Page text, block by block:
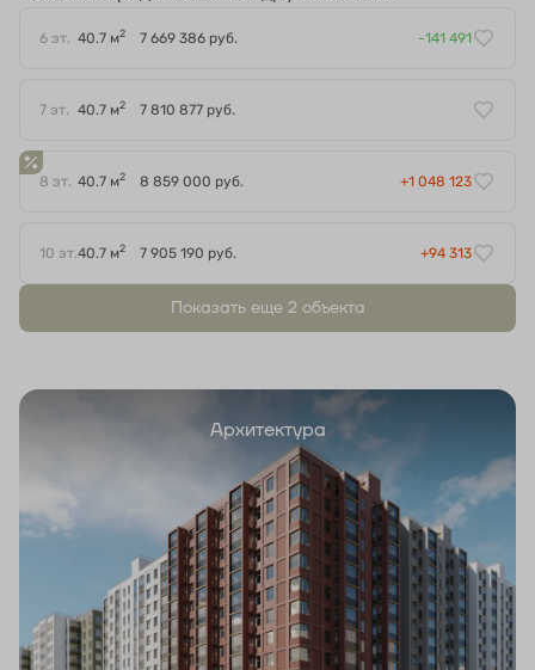
6 эт. 40.7 м2 7 669 386 руб. -141 491
7 эт. 40.7 м2 7 810 877 руб.
8 эт. 40.7 м2 8 859 000 руб. +1 048 123
10 эт.40.7 м2 7 905 190 руб. +94 313
Показать еще 2 объектa
Архитектура